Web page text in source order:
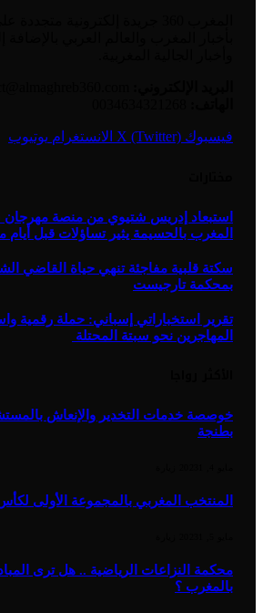
فيسبوك X (Twitter) الانستغرام يوتيوب
استبعاد إدريس شتيوي من منصة
المغرب بالحسيمة يثير تساؤلات قبل أيام
سكتة قلبية مفاجئة تنهي حياة القاضي
بمحكمة تارجيست
تقرير استخباراتي إسباني: حملة رقمية
المهاجرين نحو سبتة المحتلة
خوصصة خدمات التخدير والإنعاش
بطنجة
المنتخب المغربي بالمجموعة الأولى لكأس
محكمة النزاعات الرياضية .. هل ترى
بالمغرب ؟